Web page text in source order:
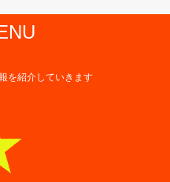
を紹介していきます